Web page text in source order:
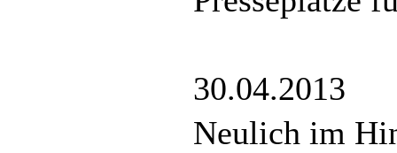
30.04.2013
Neulich im